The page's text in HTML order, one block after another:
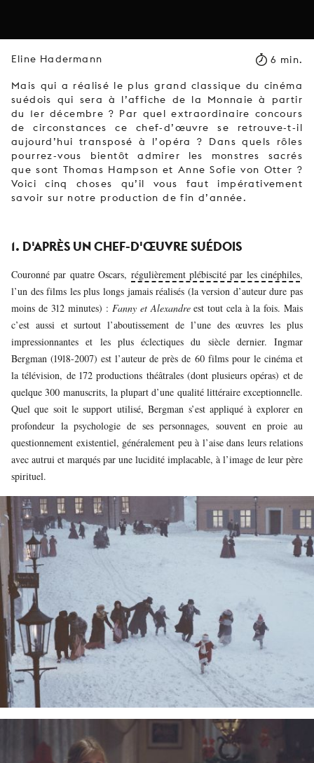
Eline Hadermann 6 min.
Mais qui a réalisé le plus grand classique du cinéma
suédois qui sera à l’affiche de la Monnaie à partir
du 1er décembre ? Par quel extraordinaire concours
de circonstances ce chef-d’œuvre se retrouve-t-il
aujourd’hui transposé à l’opéra ? Dans quels rôles
pourrez-vous bientôt admirer les monstres sacrés
que sont Thomas Hampson et Anne Sofie von Otter ?
Voici cinq choses qu’il vous faut impérativement
savoir sur notre production de fin d’année.
1. D'APRÈS UN CHEF-D'ŒUVRE SUÉDOIS
Couronné par quatre Oscars, régulièrement plébiscité par les cinéphiles,
l’un des films les plus longs jamais réalisés (la version d’auteur dure pas
moins de 312 minutes) : Fanny et Alexandreest tout cela à la fois. Mais
c’est aussi et surtout l’aboutissement de l’une des œuvres les plus
impressionnantes et les plus éclectiques du siècle dernier. Ingmar
Bergman (1918-2007) est l’auteur de près de 60 films pour le cinéma et
la télévision, de 172 productions théâtrales (dont plusieurs opéras) et de
quelque 300 manuscrits, la plupart d’une qualité littéraire exceptionnelle.
Quel que soit le support utilisé, Bergman s’est appliqué à explorer en
profondeur la psychologie de ses personnages, souvent en proie au
questionnement existentiel, généralement peu à l’aise dans leurs relations
avec autrui et marqués par une lucidité implacable, à l’image de leur père
spirituel.